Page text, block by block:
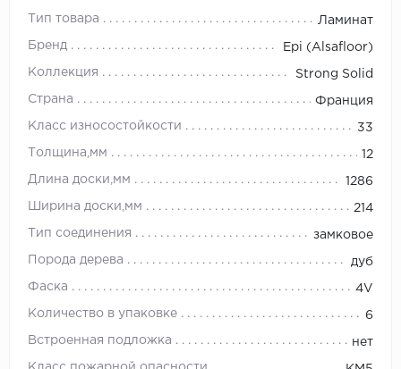
Next Step
Novafloor
Primavera
ROYCE
SPC
Тип товара Ламинат
Бренд Epi (Alsafloor)
Коллекция Strong Solid
Страна Франция
Класс износостойкости 33
Толщина,мм 12
Длина доски,мм 1286
Ширина доски,мм 214
Тип соединения замковое
Порода дерева дуб
Фаска 4V
Количество в упаковке 6
Встроенная подложка нет